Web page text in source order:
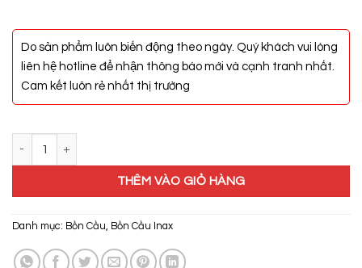
Do sản phẩm luôn biến động theo ngày. Quý khách vui lòng
liên hệ hotline để nhận thông báo mới và cạnh tranh nhất.
Cam kết luôn rẻ nhất thị trường
THÊM VÀO GIỎ HÀNG
Danh mục: Bồn Cầu, Bồn Cầu Inax